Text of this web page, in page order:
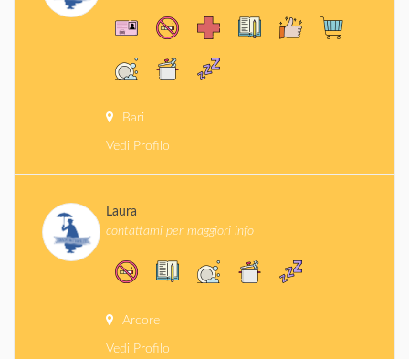
Bari
Vedi Profilo
Laura
contattami per maggiori info
Arcore
Vedi Profilo